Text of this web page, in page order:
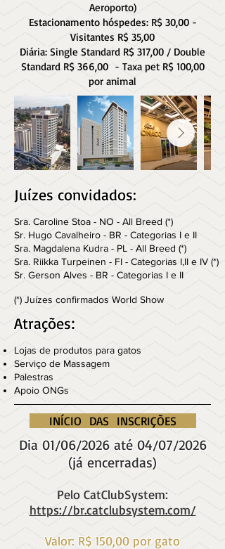
Aeroporto)
Estacionamento hóspedes: R$ 30,00 -
Visitantes R$ 35,00
Diária: Single Standard R$ 317,00 / Double
Standard R$ 366,00 - Taxa pet R$ 100,00
por animal
​Juízes convidados:
Sra. Caroline Stoa - NO - All Breed (*)
Sr. Hugo Cavalheiro - BR - Categorias I e II
Sra. Magdalena Kudra - PL - All Breed (*)
Sra. Riikka Turpeinen - FI - Categorias I,II e IV (*)
Sr. Gerson Alves - BR - Categorias I e II
(*) Juízes confirmados World Show
Atrações:
Lojas de produtos para gatos
Serviço de Massagem
Palestras
Apoio ONGs
INÍCIO DAS INSCRIÇÕES
Dia 01/06/2026 até 04/07/2026
(já encerradas)
Pelo CatClubSystem:
https://br.catclubsystem.com/
Valor: R$ 150,00 por gato